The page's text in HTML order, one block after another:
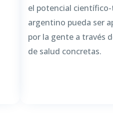
el potencial
argentino pueda ser
por la gente a través
de salud concretas.